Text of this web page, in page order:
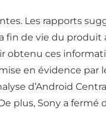
Les rapports
de vie du
ces
en évidence par
d’Android
plus, Sony a